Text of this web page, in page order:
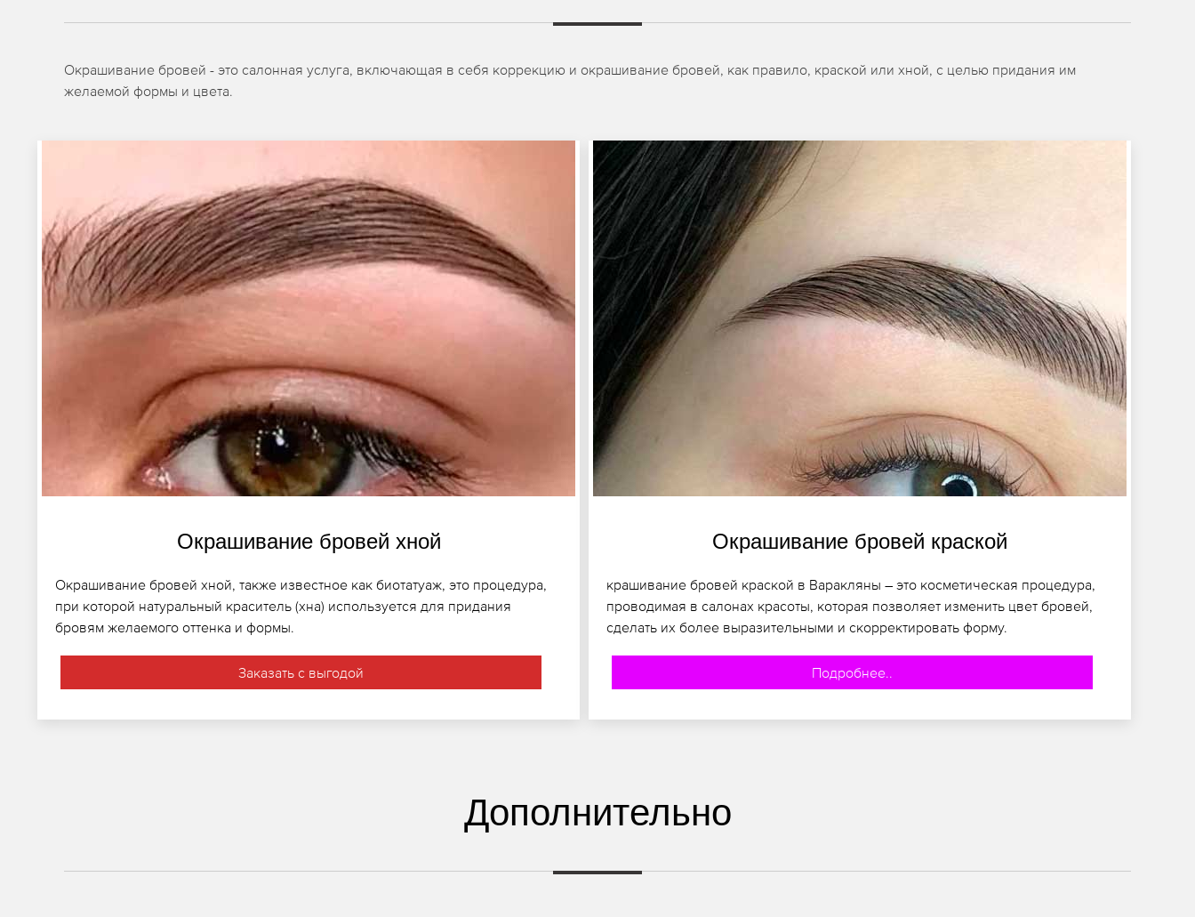
Окрашивание бровей - это салонная услуга, включающая в себя коррекцию и окрашивание бровей, как правило, краской или хной, с целью придания им
желаемой формы и цвета.
Окрашивание бровей хной
Окрашивание бровей хной, также известное как биотатуаж, это процедура,
при которой натуральный краситель (хна) используется для придания
бровям желаемого оттенка и формы.
Заказать с выгодой
Окрашивание бровей краской
крашивание бровей краской в Варакляны – это косметическая процедура,
проводимая в салонах красоты, которая позволяет изменить цвет бровей,
сделать их более выразительными и скорректировать форму.
Подробнее..
Дополнительно